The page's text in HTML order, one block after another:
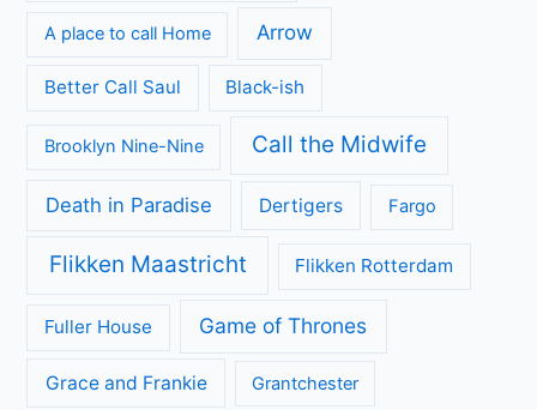
A place to call Home Arrow
Better Call Saul Black-ish
Brooklyn Nine-Nine Call the Midwife
Death in Paradise Dertigers Fargo
Flikken Maastricht Flikken Rotterdam
Fuller House Game of Thrones
Grace and Frankie Grantchester